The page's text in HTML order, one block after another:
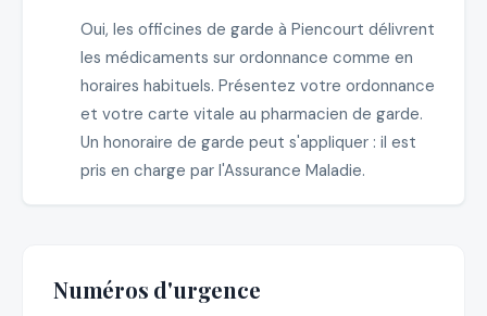
Oui, les officines de garde à Piencourt délivrent
les médicaments sur ordonnance comme en
horaires habituels. Présentez votre ordonnance
et votre carte vitale au pharmacien de garde.
Un honoraire de garde peut s'appliquer : il est
pris en charge par l'Assurance Maladie.
Numéros d'urgence